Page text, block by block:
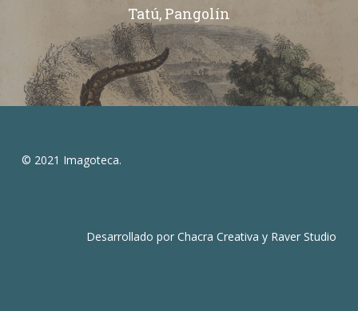
Tatú, Pangolín
© 2021 Imagoteca.
Desarrollado porChacra Creativa y Raver Studio